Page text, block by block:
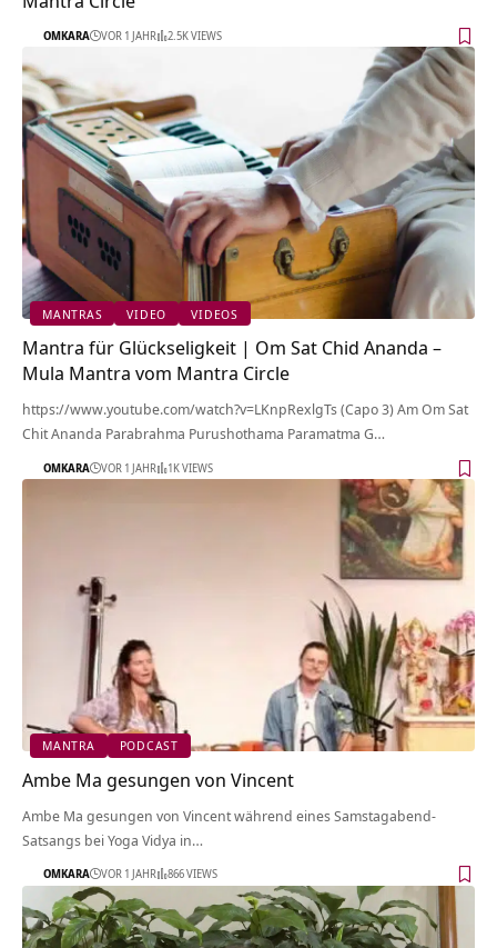
OMKARA VOR 1 JAHR 2.5K VIEWS
MANTRAS VIDEO VIDEOS
Mantra für Glückseligkeit | Om Sat Chid Ananda –
Mula Mantra vom Mantra Circle
https://www.youtube.com/watch?v=LKnpRexlgTs (Capo 3) Am Om Sat
Chit Ananda Parabrahma Purushothama Paramatma G…
OMKARA VOR 1 JAHR 1K VIEWS
MANTRA PODCAST
Ambe Ma gesungen von Vincent
Ambe Ma gesungen von Vincent während eines Samstagabend-
Satsangs bei Yoga Vidya in…
OMKARA VOR 1 JAHR 866 VIEWS